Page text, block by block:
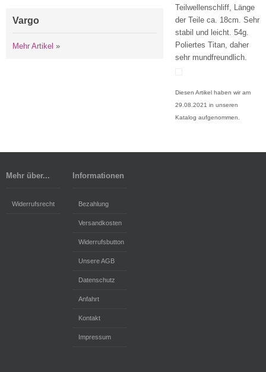
Teilwellenschliff, Länge
der Teile ca. 18cm. Sehr
stabil und leicht. 54g.
Poliertes Titan, daher
sehr mundfreundlich.
Diesen Artikel haben wir am
29.08.2021 in unseren
Katalog aufgenommen.
Vargo
Mehr Artikel »
Mehr über...
Widerrufsrecht
Informationen
Bezahlung
Versandkosten
Widerrufsbutton
Unsere AGB
Datenschutz
Anfahrt
Kontakt
Impressum